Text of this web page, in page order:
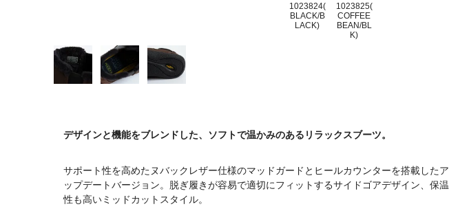
1023824(
BLACK/B
LACK)
1023825(
COFFEE
BEAN/BL
K)
デザインと機能をブレンドした、ソフトで温かみのあるリラックスブーツ。
サポート性を高めたヌバックレザー仕様のマッドガードとヒールカウンターを搭載したア
ップデートバージョン。脱ぎ履きが容易で適切にフィットするサイドゴアデザイン、保温
性も高いミッドカットスタイル。